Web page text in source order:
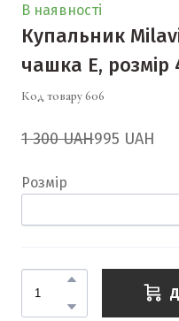
В наявності
Купальник
чашка E, розмір
Код товару 606
1 300 UAH995 UAH
Розмір